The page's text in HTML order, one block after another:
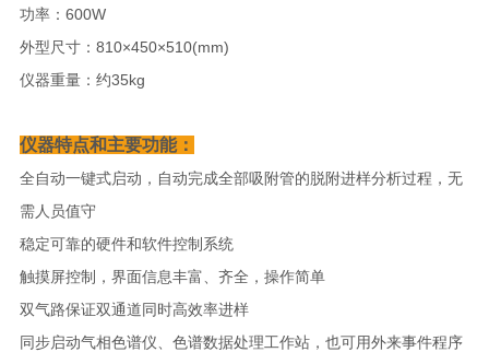
功率：600W
外型尺寸：810×450×510(mm)
仪器重量：约35kg
仪器特点和主要功能：
全自动一键式启动，自动完成全部吸附管的脱附进样分析过程，无
需人员值守
稳定可靠的硬件和软件控制系统
触摸屏控制，界面信息丰富、齐全，操作简单
双气路保证双通道同时高效率进样
同步启动气相色谱仪、色谱数据处理工作站，也可用外来事件程序